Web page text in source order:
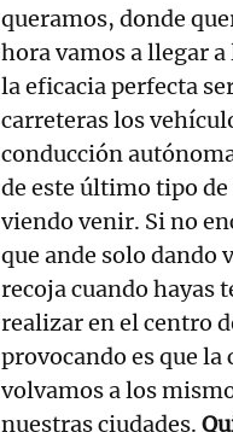
queramos, donde
hora vamos a llegar
la eficacia perfecta
carreteras los
conducción
de este último tipo de
viendo venir. Si no
que ande solo dando
recoja cuando hayas
realizar en el centro
provocando es que
volvamos a los
nuestras ciudades.